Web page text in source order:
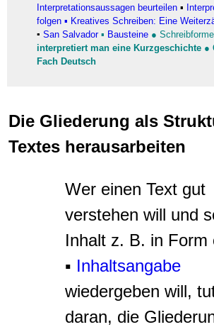
Interpretationsaussagen beurteilen ▪
folgen ▪ Kreatives Schreiben: Eine
▪ San Salvador ▪ Bausteine ●
interpretiert man eine Kurzgeschichte ●
Fach Deutsch
Die Gliederung als
Textes herausarbeiten
Wer einen Text gut
verstehen will und
Inhalt z. B. in Form
▪ Inhaltsangabe
wiedergeben will,
daran, die